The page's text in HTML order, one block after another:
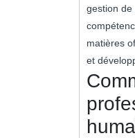
gestion
matières
et